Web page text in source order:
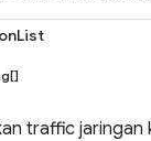
traffic jaringan